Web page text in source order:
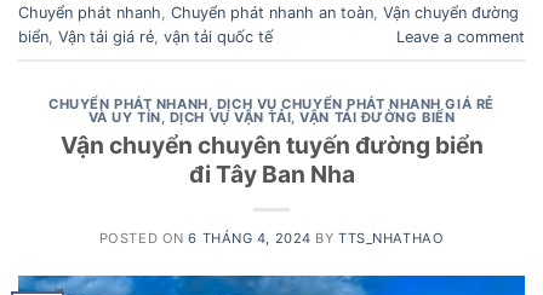
Chuyển phát nhanh, Chuyển phát nhanh an toàn, Vận chuyển đường
biển, Vận tải giá rẻ, vận tải quốc tế Leave a comment
CHUYỂN PHÁT NHANH, DỊCH VỤ CHUYỂN PHÁT NHANH GIÁ RẺ
VÀ UY TÍN, DỊCH VỤ VẬN TẢI,VẬN TẢI ĐƯỜNG BIỂN
Vận chuyển chuyên tuyến đường biển
đi Tây Ban Nha
POSTED ON6 THÁNG 4, 2024 BYTTS_NHATHAO